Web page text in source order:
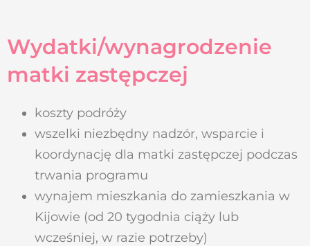
Wydatki/wynagrodzenie
matki zastępczej
koszty podróży
wszelki niezbędny nadzór, wsparcie i
koordynację dla matki zastępczej podczas
trwania programu
wynajem mieszkania do zamieszkania w
Kijowie (od 20 tygodnia ciąży lub
wcześniej, w razie potrzeby)